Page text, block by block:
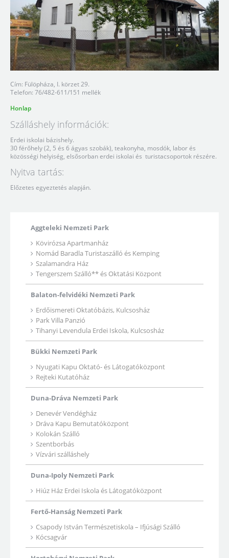
Cím: Fülöpháza, I. körzet 29.
Telefon: 76/482-611/151 mellék
Honlap
Szálláshely információk:
Erdei iskolai bázishely.
30 férőhely (2, 5 és 6 ágyas szobák), teakonyha, mosdók, labor és
közösségi helyiség, elsősorban erdei iskolai és turistacsoportok részére.
Nyitva tartás:
Előzetes egyeztetés alapján.
Aggteleki Nemzeti Park
Kövirózsa Apartmanház
Nomád Baradla Turistaszálló és Kemping
Szalamandra Ház
Tengerszem Szálló** és Oktatási Központ
Balaton-felvidéki Nemzeti Park
Erdőismereti Oktatóbázis, Kulcsosház
Park Villa Panzió
Tihanyi Levendula Erdei Iskola, Kulcsosház
Bükki Nemzeti Park
Nyugati Kapu Oktató- és Látogatóközpont
Rejteki Kutatóház
Duna-Dráva Nemzeti Park
Denevér Vendégház
Dráva Kapu Bemutatóközpont
Kolokán Szálló
Szentborbás
Vízvári szálláshely
Duna-Ipoly Nemzeti Park
Hiúz Ház Erdei Iskola és Látogatóközpont
Fertő-Hanság Nemzeti Park
Csapody István Természetiskola – Ifjúsági Szálló
Kócsagvár